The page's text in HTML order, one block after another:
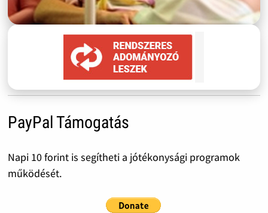
PayPal Támogatás
Napi 10 forint is segítheti a jótékonysági programok
működését.